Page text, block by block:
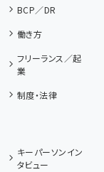
BCP／DR
働き方
フリーランス／起
業
制度・法律
キーパーソンイン
タビュー